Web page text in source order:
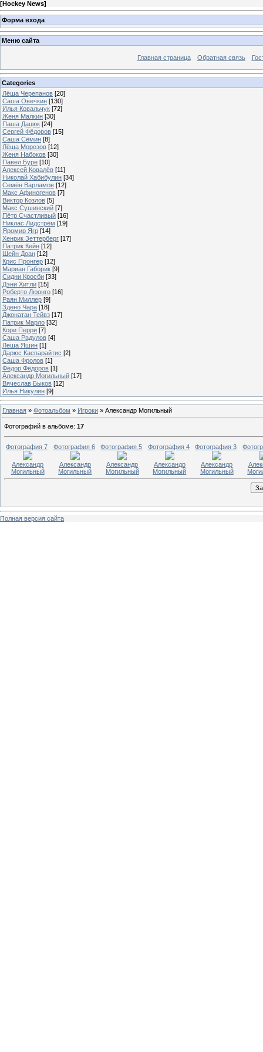
[Hockey News]
Форма входа
Меню сайта
Главная страница Обратная связь
Categories
Лёша Черепанов [20]
Саша Овечкин [130]
Илья Ковальчук [72]
Женя Малкин [30]
Паша Дацюк [24]
Сергей Фёдоров [15]
Саша Сёмин [8]
Лёша Морозов [12]
Женя Набоков [30]
Павел Буре [10]
Алексей Ковалёв [11]
Николай Хабибулин [34]
Семён Варламов [12]
Макс Афиногенов [7]
Виктор Козлов [5]
Макс Сушинский [7]
Пётр Счастливый [16]
Никлас Лидстрём [19]
Яромир Ягр [14]
Хенрик Зеттерберг [17]
Патрик Кейн [12]
Шейн Доан [12]
Крис Пронгер [12]
Мариан Габорик [9]
Сидни Кросби [33]
Дэни Хитли [15]
Роберто Люонго [16]
Раян Миллер [9]
Здено Чара [18]
Джонатан Тейвз [17]
Патрик Марло [32]
Кори Перри [7]
Саша Радулов [4]
Леша Яшин [1]
Дарюс Каспарайтис [2]
Саша Фролов [1]
Фёдор Фёдоров [1]
Александр Могильный [17]
Вячеслав Быков [12]
Илья Никулин [9]
Главная » Фотоальбом » Игроки » Александр Могильный
Фотографий в альбоме: 17
Фотография 7
Александр
Могильный
Фотография 6
Александр
Могильный
Фотография 5
Александр
Могильный
Фотография 4
Александр
Могильный
Фотография 3
Александр
Могильный
Полная версия сайта